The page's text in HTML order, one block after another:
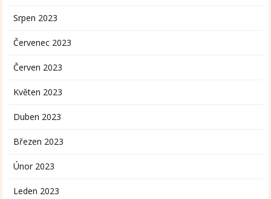
Srpen 2023
Červenec 2023
Červen 2023
Květen 2023
Duben 2023
Březen 2023
Únor 2023
Leden 2023